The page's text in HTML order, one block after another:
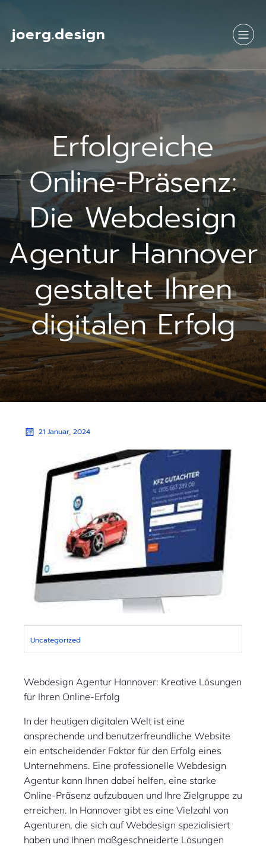
joerg.design
Erfolgreiche
Online-Präsenz:
Die Webdesign
Agentur Hannover
gestaltet Ihren
digitalen Erfolg
21 Januar, 2024
Uncategorized
Webdesign Agentur Hannover: Kreative Lösungen
für Ihren Online-Erfolg
In der heutigen digitalen Welt ist eine
ansprechende und benutzerfreundliche Website
ein entscheidender Faktor für den Erfolg eines
Unternehmens. Eine professionelle Webdesign
Agentur kann Ihnen dabei helfen, eine starke
Online-Präsenz aufzubauen und Ihre Zielgruppe zu
erreichen. In Hannover gibt es eine Vielzahl von
Agenturen, die sich auf Webdesign spezialisiert
haben und Ihnen maßgeschneiderte Lösungen